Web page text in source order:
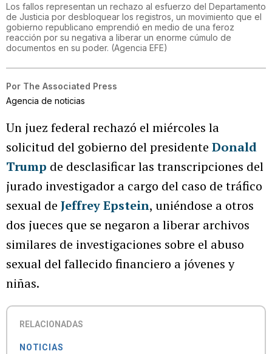
Los fallos representan un rechazo al esfuerzo del Departamento
de Justicia por desbloquear los registros, un movimiento que el
gobierno republicano emprendió en medio de una feroz
reacción por su negativa a liberar un enorme cúmulo de
documentos en su poder. (Agencia EFE)
Por The Associated Press
Agencia de noticias
Un juez federal rechazó el miércoles la
solicitud del gobierno del presidente Donald
Trump de desclasificar las transcripciones del
jurado investigador a cargo del caso de tráfico
sexual de Jeffrey Epstein, uniéndose a otros
dos jueces que se negaron a liberar archivos
similares de investigaciones sobre el abuso
sexual del fallecido financiero a jóvenes y
niñas.
RELACIONADAS
NOTICIAS